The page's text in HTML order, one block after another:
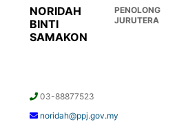
NORIDAH
BINTI
SAMAKON
PENOLONG
JURUTERA
03-88877523
noridah@ppj.gov.my